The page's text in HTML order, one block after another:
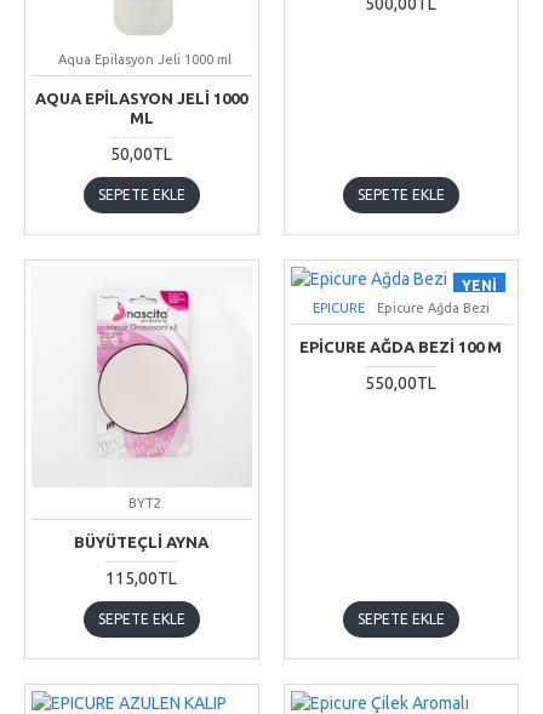
Aqua Epilasyon Jeli 1000 ml
AQUA EPILASYON JELI 1000
ML
50,00TL
SEPETE EKLE SEPETE EKLE
BYT2
BÜYÜTEÇLİ AYNA
115,00TL
SEPETE EKLE
YENI
EPICURE Epicure Ağda Bezi
EPICURE AĞDA BEZI 100 M
550,00TL
SEPETE EKLE